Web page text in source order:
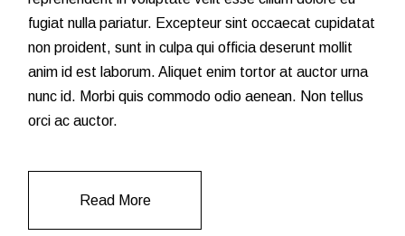
fugiat nulla pariatur. Excepteur sint occaecat cupidatat
non proident, sunt in culpa qui officia deserunt mollit
anim id est laborum. Aliquet enim tortor at auctor urna
nunc id. Morbi quis commodo odio aenean. Non tellus
orci ac auctor.
Read More